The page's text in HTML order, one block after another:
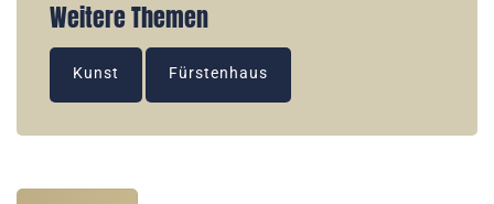
Weitere Themen
Kunst Fürstenhaus